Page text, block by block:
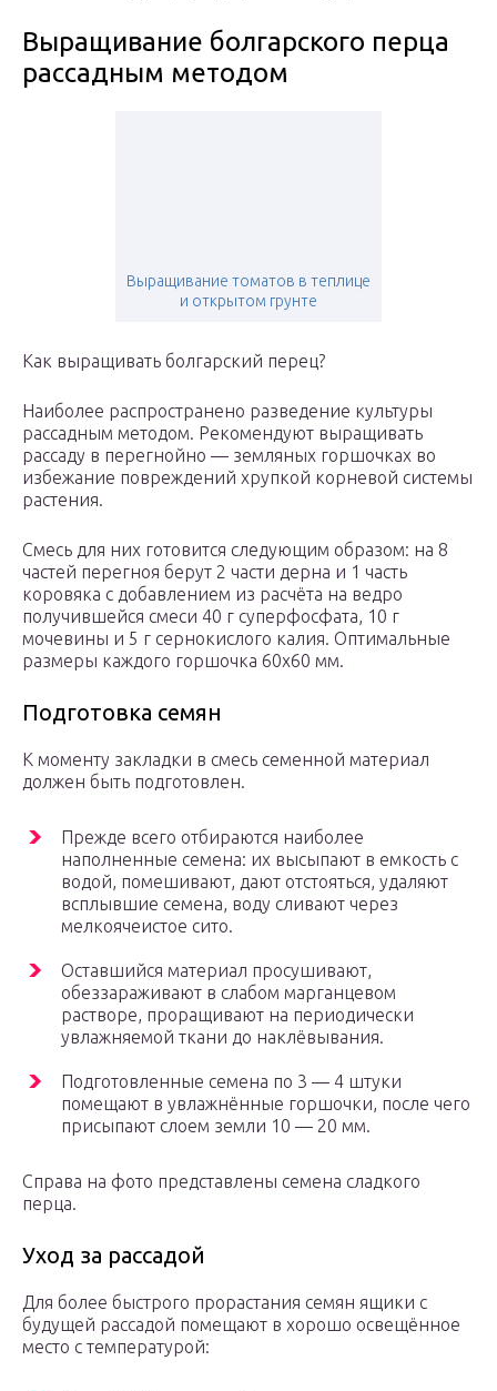
Выращивание болгарского перца
рассадным методом
Выращивание томатов в теплице
и открытом грунте
Как выращивать болгарский перец?
Наиболее распространено разведение культуры
рассадным методом. Рекомендуют выращивать
рассаду в перегнойно — земляных горшочках во
избежание повреждений хрупкой корневой системы
растения.
Смесь для них готовится следующим образом: на 8
частей перегноя берут 2 части дерна и 1 часть
коровяка с добавлением из расчёта на ведро
получившейся смеси 40 г суперфосфата, 10 г
мочевины и 5 г сернокислого калия. Оптимальные
размеры каждого горшочка 60х60 мм.
Подготовка семян
К моменту закладки в смесь семенной материал
должен быть подготовлен.
Прежде всего отбираются наиболее
наполненные семена: их высыпают в емкость с
водой, помешивают, дают отстояться, удаляют
всплывшие семена, воду сливают через
мелкоячеистое сито.
Оставшийся материал просушивают,
обеззараживают в слабом марганцевом
растворе, проращивают на периодически
увлажняемой ткани до наклёвывания.
Подготовленные семена по 3 — 4 штуки
помещают в увлажнённые горшочки, после чего
присыпают слоем земли 10 — 20 мм.
Справа на фото представлены семена сладкого
перца.
Уход за рассадой
Для более быстрого прорастания семян ящики с
будущей рассадой помещают в хорошо освещённое
место с температурой: